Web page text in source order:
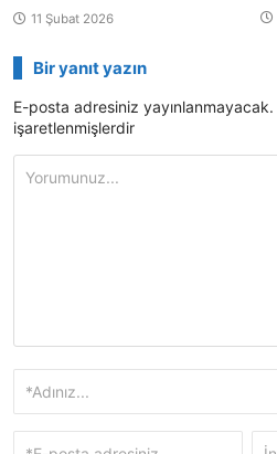
11 Şubat 2026
Bir yanıt yazın
E-posta adresiniz yayınlanmayacak.
işaretlenmişlerdir